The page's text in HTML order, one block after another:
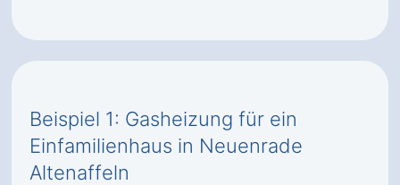
Beispiel 1: Gasheizung für ein
Einfamilienhaus in Neuenrade
Altenaffeln